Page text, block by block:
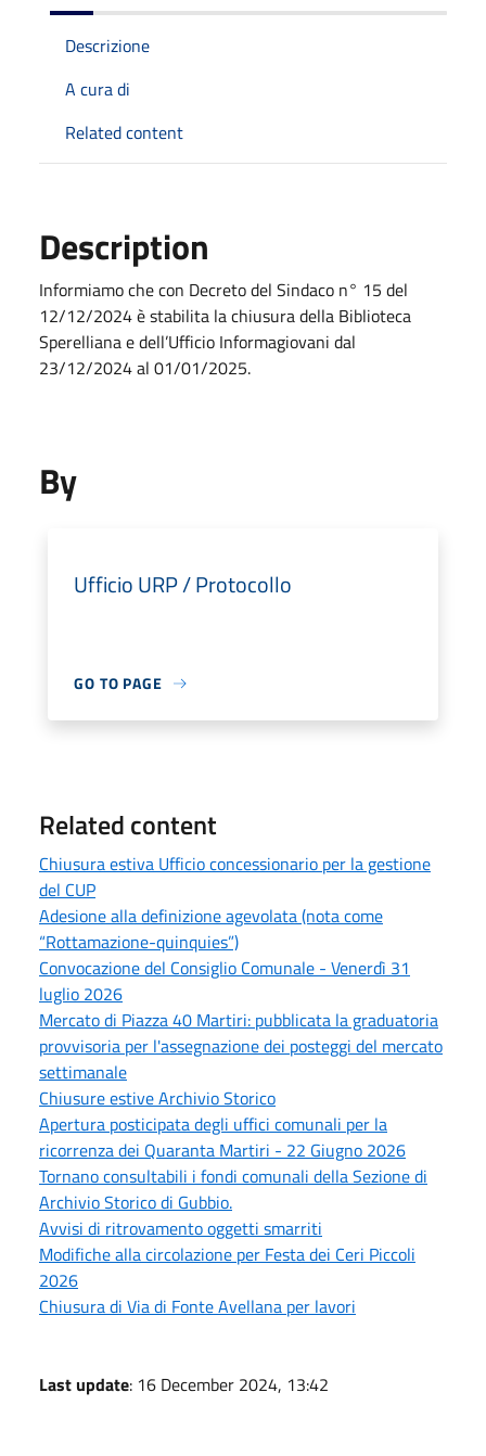
Descrizione
A cura di
Related content
Description
Informiamo che con Decreto del Sindaco n° 15 del
12/12/2024 è stabilita la chiusura della Biblioteca
Sperelliana e dell’Ufficio Informagiovani dal
23/12/2024 al 01/01/2025.
By
Ufficio URP / Protocollo
GO TO PAGE
Related content
Chiusura estiva Ufficio concessionario per la gestione
del CUP
Adesione alla definizione agevolata (nota come
“Rottamazione-quinquies”)
Convocazione del Consiglio Comunale - Venerdì 31
luglio 2026
Mercato di Piazza 40 Martiri: pubblicata la graduatoria
provvisoria per l'assegnazione dei posteggi del mercato
settimanale
Chiusure estive Archivio Storico
Apertura posticipata degli uffici comunali per la
ricorrenza dei Quaranta Martiri - 22 Giugno 2026
Tornano consultabili i fondi comunali della Sezione di
Archivio Storico di Gubbio.
Avvisi di ritrovamento oggetti smarriti
Modifiche alla circolazione per Festa dei Ceri Piccoli
2026
Chiusura di Via di Fonte Avellana per lavori
Last update: 16 December 2024, 13:42